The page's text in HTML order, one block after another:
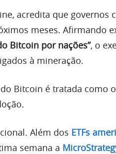
acredita que governos
meses. Afirmando
Bitcoin por nações”, o
à mineração.
Bitcoin é tratada como
Além dos ETFs
semana a